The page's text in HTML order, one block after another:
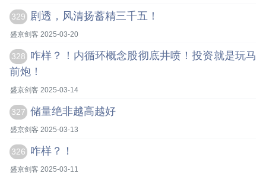
329 剧透，风清扬蓄精三千五！
盛京剑客 2025-03-20
328
咋样？！内循环概念股彻底井喷！投资就是玩马
前炮！
盛京剑客 2025-03-14
327 储量绝非越高越好
盛京剑客 2025-03-13
326 咋样？！
盛京剑客 2025-03-11